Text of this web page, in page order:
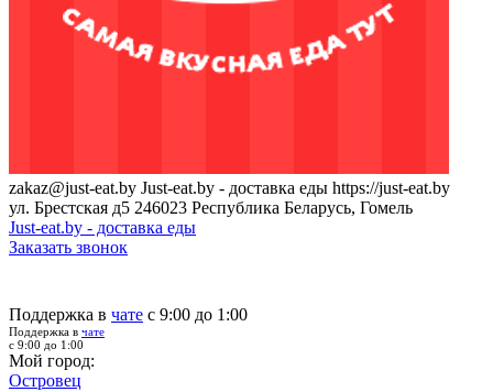
zakaz@just-eat.by Just-eat.by - доставка еды https://just-eat.by
ул. Брестская д5 246023 Республика Беларусь, Гомель
Just-eat.by - доставка еды
Заказать звонок
Поддержка в чате с 9:00 до 1:00
Поддержка в чате
с 9:00 до 1:00
Мой город:
Островец